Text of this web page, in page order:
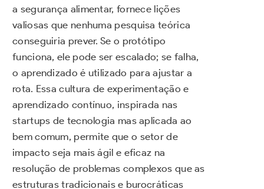
a segurança alimentar, fornece lições
valiosas que nenhuma pesquisa teórica
conseguiria prever. Se o protótipo
funciona, ele pode ser escalado; se falha,
o aprendizado é utilizado para ajustar a
rota. Essa cultura de experimentação e
aprendizado contínuo, inspirada nas
startups de tecnologia mas aplicada ao
bem comum, permite que o setor de
impacto seja mais ágil e eficaz na
resolução de problemas complexos que as
estruturas tradicionais e burocráticas